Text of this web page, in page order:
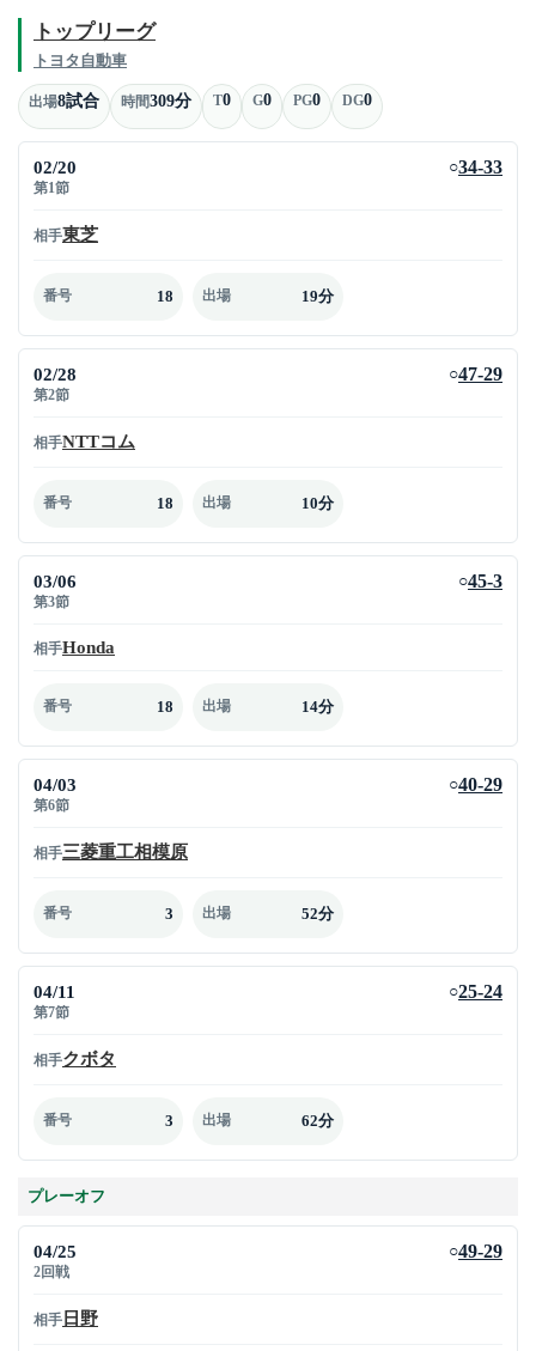
トップリーグ
トヨタ自動車
出場8試合 時間309分 T0 G0 PG0 DG0
02/20
第1節
○34-33
相手東芝
番号 18 出場 19分
02/28
第2節
○47-29
相手NTTコム
番号 18 出場 10分
03/06
第3節
○45-3
相手Honda
番号 18 出場 14分
04/03
第6節
○40-29
相手三菱重工相模原
番号 3 出場 52分
04/11
第7節
○25-24
相手クボタ
番号 3 出場 62分
プレーオフ
04/25
2回戦
○49-29
相手 日野